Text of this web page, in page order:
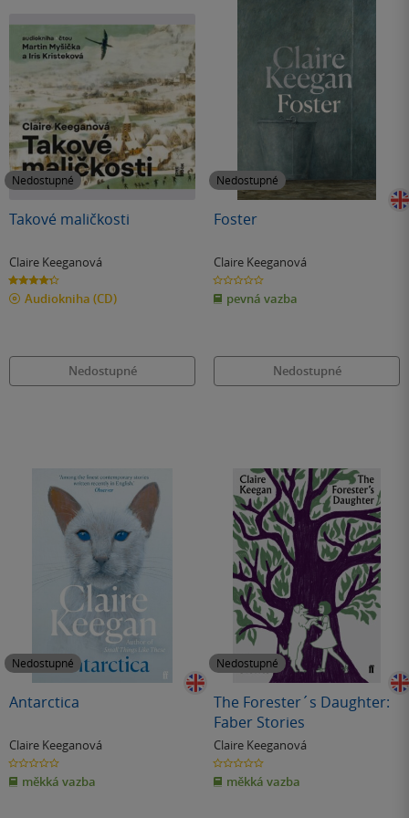
Nedostupné
Takové maličkosti
Claire Keeganová
4.3
z
5
hvězdiček
Audiokniha (CD)
Nedostupné
Nedostupné
Foster
Claire Keeganová
0.0
z
5
hvězdiček
pevná vazba
Nedostupné
Nedostupné
Antarctica
Claire Keeganová
0.0
z
5
hvězdiček
měkká vazba
Nedostupné
The Forester´s Daughter:
Faber Stories
Claire Keeganová
0.0
z
5
hvězdiček
měkká vazba